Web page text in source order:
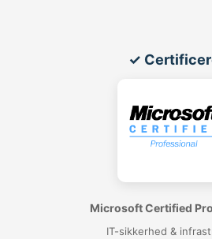
✓
Microsoft Certified
IT-sikkerhed &